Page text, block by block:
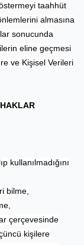
taahhüt
almasına
sonucunda
eline geçmesi
ve Kişisel Verileri
kullanılmadığını
bilme,
çerçevesinde
kişilere